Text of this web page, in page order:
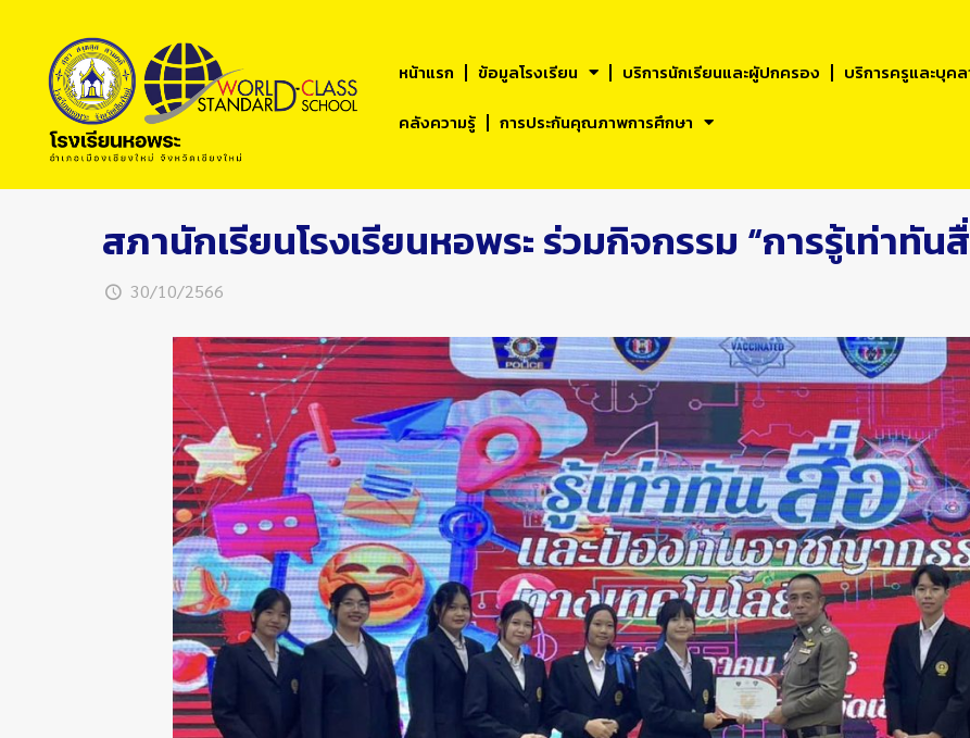
หน้าแรก ข้อมูลโรงเรียน บริการนักเรียนและผูัปกครอง บริการครูและบุคล
คลังความรู้
การประกันคุณภาพการศึกษา
สภานักเรียนโรงเรียนหอพระ ร่วมกิจกรรม “การรู้เท่าทัน
30/10/2566